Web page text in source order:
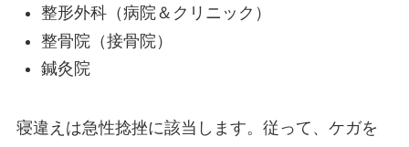
整形外科（病院＆クリニック）
整骨院（接骨院）
鍼灸院
寝違えは急性捻挫に該当します。従って、ケガを